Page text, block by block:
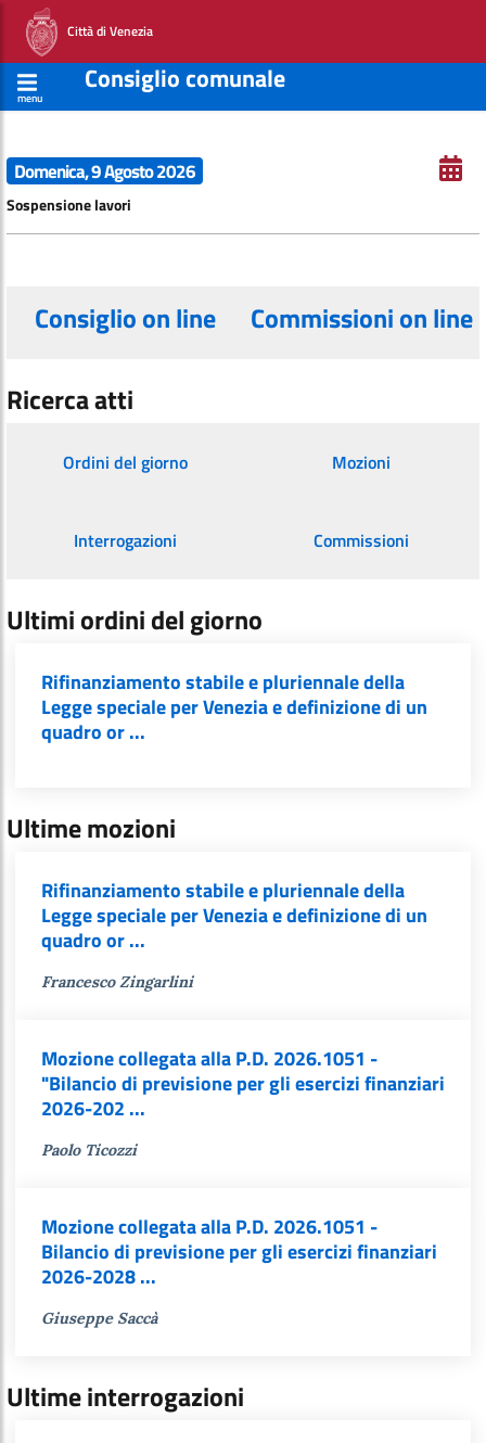
Città di Venezia
menu
Consiglio comunale
Domenica, 9 Agosto 2026
Sospensione lavori
Consiglio on line Commissioni on line
Ricerca atti
Ordini del giorno Mozioni
Interrogazioni Commissioni
Ultimi ordini del giorno
Rifinanziamento stabile e pluriennale della
Legge speciale per Venezia e definizione di un
quadro or ...
Ultime mozioni
Rifinanziamento stabile e pluriennale della
Legge speciale per Venezia e definizione di un
quadro or ...
Francesco Zingarlini
Mozione collegata alla P.D. 2026.1051 -
"Bilancio di previsione per gli esercizi finanziari
2026-202 ...
Paolo Ticozzi
Mozione collegata alla P.D. 2026.1051 -
Bilancio di previsione per gli esercizi finanziari
2026-2028 ...
Giuseppe Saccà
Ultime interrogazioni